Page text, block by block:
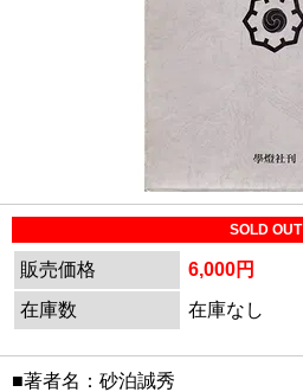
SOLD OUT
販売価格
6,000円
在庫数
在庫なし
■著者名：砂泊誠秀